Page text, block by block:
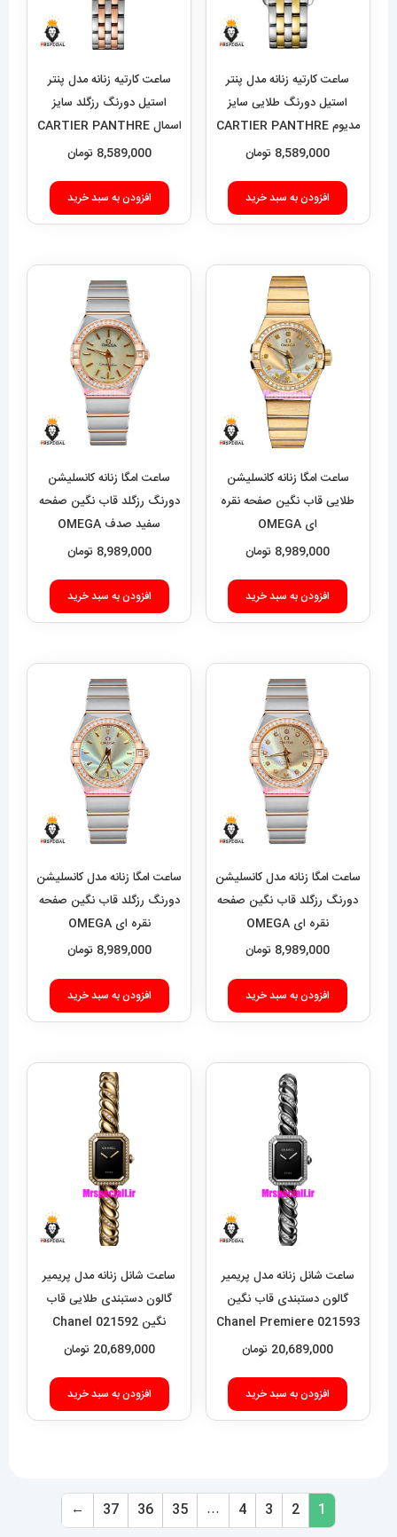
ساعت کارتیه زنانه مدل پنتر
استیل دورنگ طلایی سایز
مدیوم CARTIER PANTHRE
021601
8,589,000 تومان
افزودن به سبد خرید
ساعت کارتیه زنانه مدل پنتر
استیل دورنگ رزگلد سایز
اسمال CARTIER PANTHRE
021600
8,589,000 تومان
افزودن به سبد خرید
ساعت امگا زنانه کانسلیشن
طلایی قاب نگین صفحه نقره
ای OMEGA
CONSTELLATION
8,989,000 تومان
افزودن به سبد خرید
ساعت امگا زنانه کانسلیشن
دورنگ رزگلد قاب نگین صفحه
سفید صدف OMEGA
CONSTELLATION
8,989,000 تومان
افزودن به سبد خرید
ساعت امگا زنانه مدل کانسلیشن
دورنگ رزگلد قاب نگین صفحه
نقره ای OMEGA
CONSTELLATION
8,989,000 تومان
افزودن به سبد خرید
ساعت امگا زنانه مدل کانسلیشن
دورنگ رزگلد قاب نگین صفحه
نقره ای OMEGA
CONSTELLATION
8,989,000 تومان
افزودن به سبد خرید
ساعت شانل زنانه مدل پریمیر
گالون دستبندی قاب نگین
021593 Chanel Premiere
Galon
20,689,000 تومان
افزودن به سبد خرید
ساعت شانل زنانه مدل پریمیر
گالون دستبندی طلایی قاب
نگین 021592 Chanel
Premiere Galon
20,689,000 تومان
افزودن به سبد خرید
1
2
3
4
…
35
36
37
←